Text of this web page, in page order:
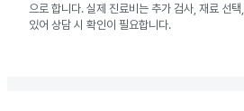
으로 합니다. 실제 진료비는 추가 검사, 재료 선
있어 상담 시 확인이 필요합니다.